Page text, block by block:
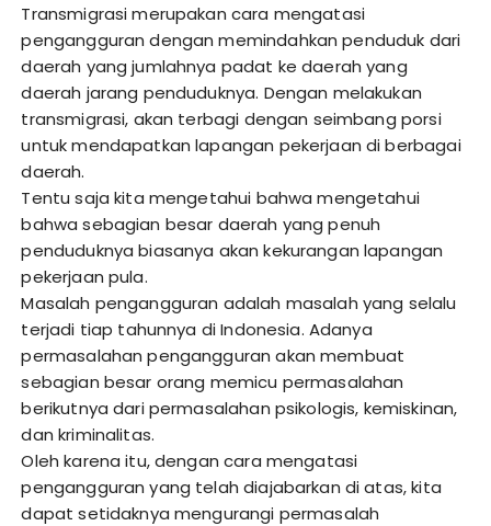
Transmigrasi merupakan cara mengatasi
pengangguran dengan memindahkan penduduk dari
daerah yang jumlahnya padat ke daerah yang
daerah jarang penduduknya. Dengan melakukan
transmigrasi, akan terbagi dengan seimbang porsi
untuk mendapatkan lapangan pekerjaan di berbagai
daerah.
Tentu saja kita mengetahui bahwa mengetahui
bahwa sebagian besar daerah yang penuh
penduduknya biasanya akan kekurangan lapangan
pekerjaan pula.
Masalah pengangguran adalah masalah yang selalu
terjadi tiap tahunnya di Indonesia. Adanya
permasalahan pengangguran akan membuat
sebagian besar orang memicu permasalahan
berikutnya dari permasalahan psikologis, kemiskinan,
dan kriminalitas.
Oleh karena itu, dengan cara mengatasi
pengangguran yang telah diajabarkan di atas, kita
dapat setidaknya mengurangi permasalah